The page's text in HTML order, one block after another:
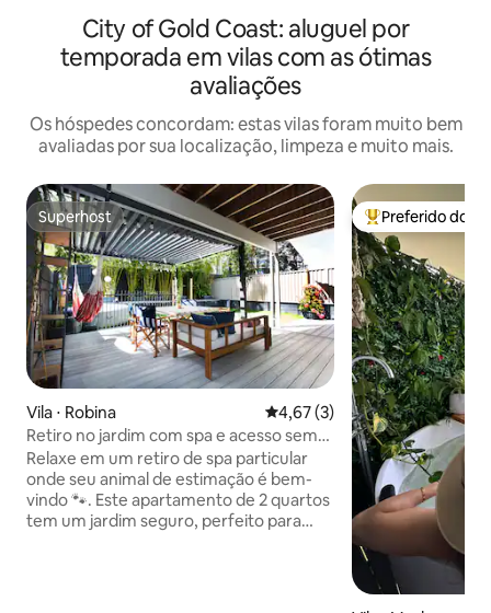
City of Gold Coast: aluguel por
temporada em vilas com as ótimas
avaliações
Os hóspedes concordam: estas vilas foram muito bem
avaliadas por sua localização, limpeza e muito mais.
Superhost
Superhost
Vila ⋅ Robina 4,67 de uma avaliação média
4,67 (3)
Retiro no jardim com spa e acesso sem
degraus; aceita animais de estimação
Relaxe em um retiro de spa particular
onde seu animal de estimação é bem-
vindo 🐾. Este apartamento de 2 quartos
tem um jardim seguro, perfeito para
Entre os
Preferido dos